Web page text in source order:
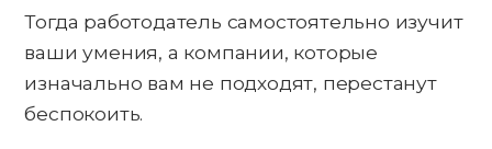
Тогда работодатель самостоятельно изучит
ваши умения, а компании, которые
изначально вам не подходят, перестанут
беспокоить.